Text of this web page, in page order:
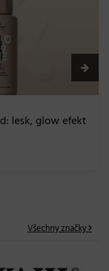
lesk, glow efekt
Všechny značky